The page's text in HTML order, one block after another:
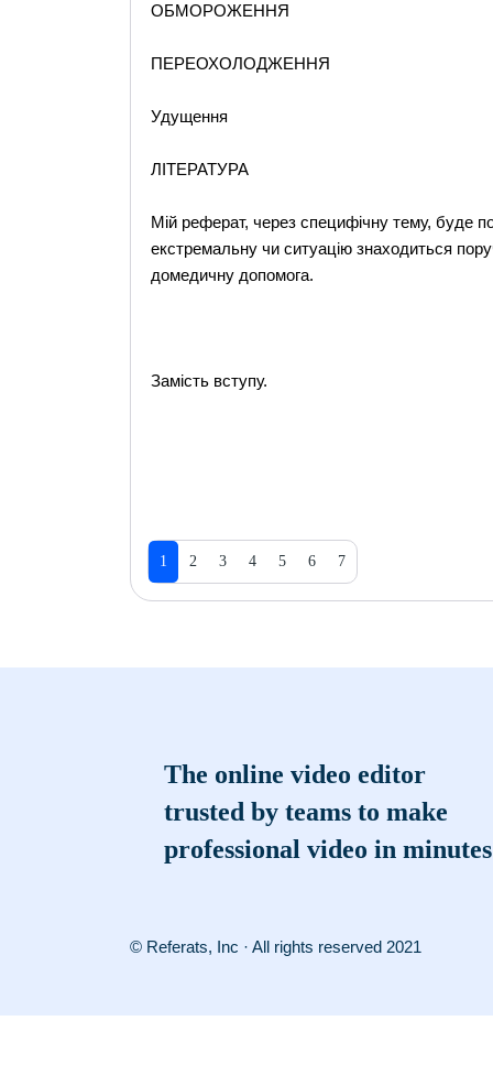
ОБМОРОЖЕННЯ
ПЕРЕОХОЛОДЖЕННЯ
Удущення
ЛІТЕРАТУРА
Мій реферат, через специфічну тему, буде
екстремальну чи ситуацію знаходиться
домедичну допомога.
Замість вступу.
1 2 3 4 5 6 7
The online video editor
trusted by teams to make
professional video in minutes
© Referats, Inc · All rights reserved 2021